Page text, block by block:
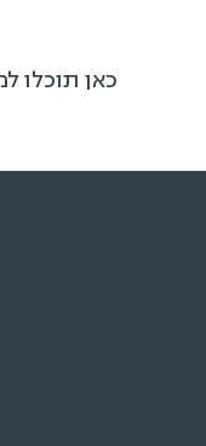
כאן תוכלו